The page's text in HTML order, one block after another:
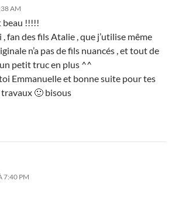
AM
beau !!!!!
fan des fils Atalie , que j’utilise même
n’a pas de fils nuancés , et tout de
petit truc en plus ^^
Emmanuelle et bonne suite pour tes
🙂 bisous
7:40 PM